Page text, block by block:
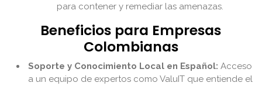
para contener y remediar las amenazas.
Beneficios para Empresas
Colombianas
Soporte y Conocimiento Local en Español: Acceso
a un equipo de expertos como ValuIT que entiende el